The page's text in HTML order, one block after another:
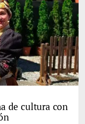
de cultura con